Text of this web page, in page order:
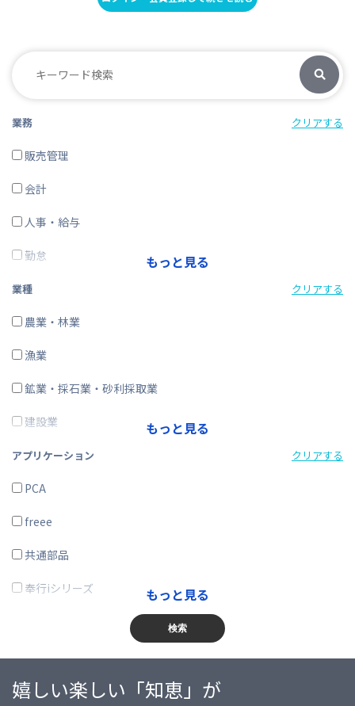
業務 クリアする
販売管理
会計
人事・給与
勤怠
経費精算
CRM・SFA
ERP
在庫購買
その他
もっと見る
業種 クリアする
農業・林業
漁業
鉱業・採石業・砂利採取業
建設業
製造業
電気・ガス・熱供給・水道業
情報通信業
運輸業、郵便業
卸売業、小売業
不動産業、物品賃貸業
学術研究・専門・技術サービス業
もっと見る
アプリケーション クリアする
PCA
freee
共通部品
奉行iシリーズ
蔵奉行
勘定奉行
もっと見る
検索
嬉しい楽しい「知恵」が